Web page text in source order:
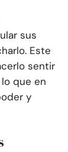
sus
Este
sentir
que en
y